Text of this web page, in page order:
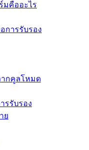
คืออะไร
การรับรอง
กคูลโหมด
รับรอง
ย